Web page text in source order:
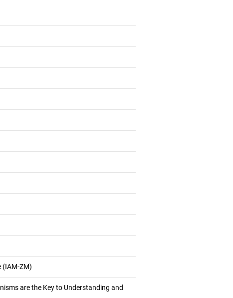
(IAM-ZM)
are the Key to Understanding and